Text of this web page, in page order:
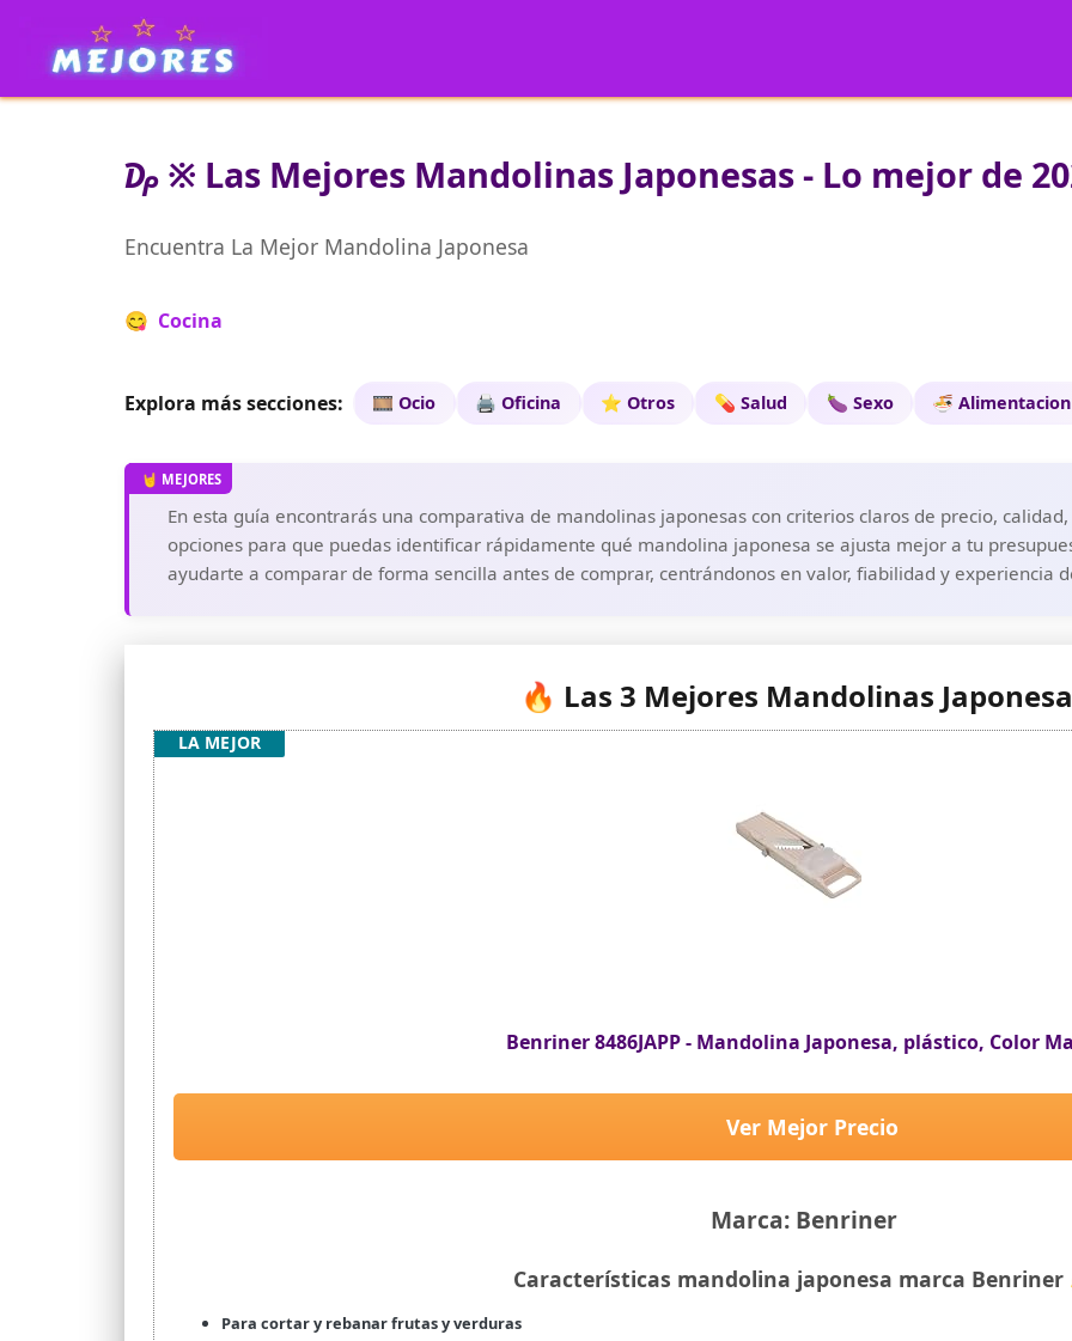
₯ ※ Las Mejores Mandolinas Japonesas - Lo mejor de
Encuentra La Mejor Mandolina Japonesa
😋 Cocina
Explora más secciones: 🎞️ Ocio 🖨️ Oficina ⭐ Otros 💊 Salud 🍆 Sexo 🍜 Alimentacion
En esta guía encontrarás una comparativa de mandolinas japonesas con criterios claros de precio,
opciones para que puedas identificar rápidamente qué mandolina japonesa se ajusta mejor a tu
ayudarte a comparar de forma sencilla antes de comprar, centrándonos en valor, fiabilidad y experiencia
🔥 Las 3 Mejores Mandolinas
Benriner 8486JAPP - Mandolina Japonesa, plástico, Color
Marca: Benriner
Ver Mejor Precio
LA MEJOR
Características mandolina japonesa marca
Para cortar y rebanar frutas y verduras